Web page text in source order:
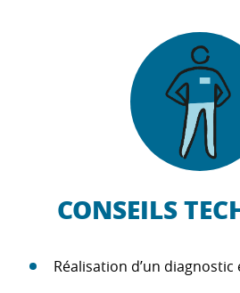
CONSEILS
Réalisation d’un